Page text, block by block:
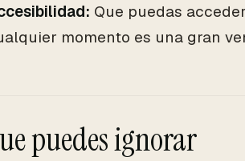
Que puedas
momento es una gran
puedes ignorar